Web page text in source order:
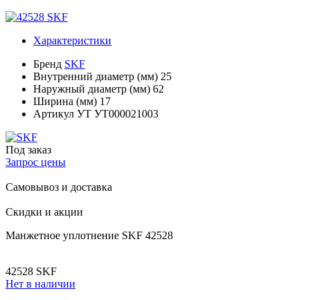
Характеристики
Бренд SKF
Внутренний диаметр (мм) 25
Наружный диаметр (мм) 62
Ширина (мм) 17
Артикул УТ УТ000021003
Под заказ
Запрос цены
Самовывоз и доставка
Скидки и акции
Манжетное уплотнение SKF 42528
42528 SKF
Нет в наличии